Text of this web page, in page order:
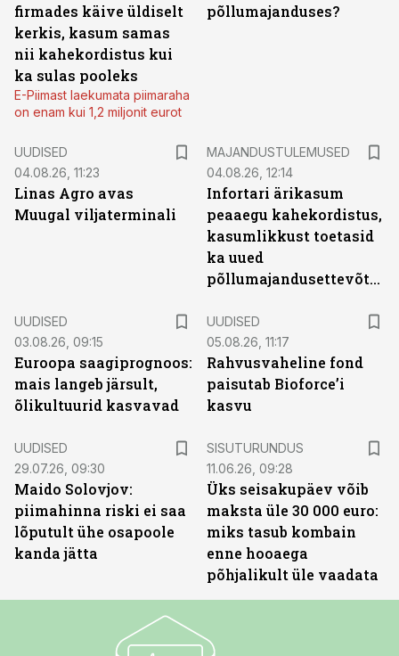
firmades käive üldiselt
kerkis, kasum samas
nii kahekordistus kui
ka sulas pooleks
E-Piimast laekumata piimaraha
on enam kui 1,2 miljonit eurot
põllumajanduses?
UUDISED
04.08.26, 11:23
Linas Agro avas
Muugal viljaterminali
MAJANDUSTULEMUSED
04.08.26, 12:14
Infortari ärikasum
peaaegu kahekordistus,
kasumlikkust toetasid
ka uued
põllumajandusettevõtted
UUDISED
03.08.26, 09:15
Euroopa saagiprognoos:
mais langeb järsult,
õlikultuurid kasvavad
UUDISED
05.08.26, 11:17
Rahvusvaheline fond
paisutab Bioforce’i
kasvu
UUDISED
29.07.26, 09:30
Maido Solovjov:
piimahinna riski ei saa
lõputult ühe osapoole
kanda jätta
SISUTURUNDUS
11.06.26, 09:28
Üks seisakupäev võib
maksta üle 30 000 euro:
miks tasub kombain
enne hooaega
põhjalikult üle vaadata